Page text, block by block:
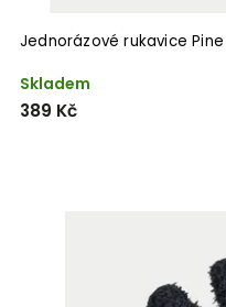
Jednorázové rukavice
Skladem
389 Kč